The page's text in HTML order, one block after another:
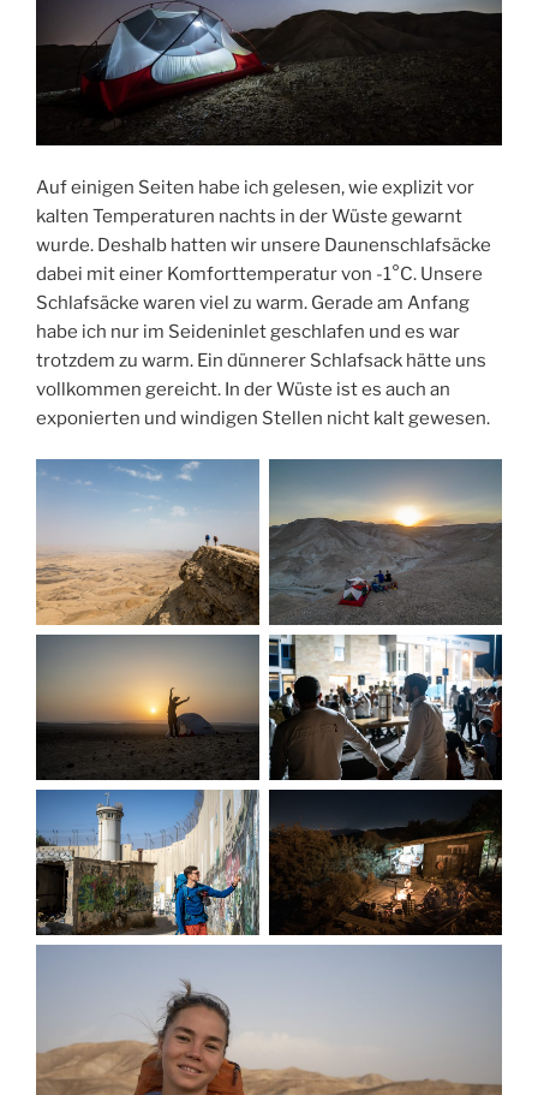
Auf einigen Seiten habe ich gelesen, wie explizit vor
kalten Temperaturen nachts in der Wüste gewarnt
wurde. Deshalb hatten wir unsere Daunenschlafsäcke
dabei mit einer Komforttemperatur von -1°C. Unsere
Schlafsäcke waren viel zu warm. Gerade am Anfang
habe ich nur im Seideninlet geschlafen und es war
trotzdem zu warm. Ein dünnerer Schlafsack hätte uns
vollkommen gereicht. In der Wüste ist es auch an
exponierten und windigen Stellen nicht kalt gewesen.